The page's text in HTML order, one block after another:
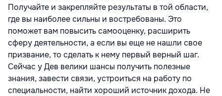
Получайте и закрепляйте результаты в той области,
где вы наиболее сильны и востребованы. Это
поможет вам повысить самооценку, расширить
сферу деятельности, а если вы еще не нашли свое
призвание, то сделать к нему первый верный шаг.
Сейчас у Дев велики шансы получить полезные
знания, завести связи, устроиться на работу по
специальности, найти хороший источник дохода. Не